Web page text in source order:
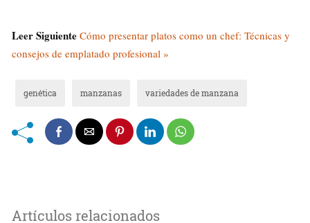
Leer Siguiente Cómo presentar platos como un chef: Técnicas y
consejos de emplatado profesional »
genética manzanas variedades de manzana
Artículos relacionados